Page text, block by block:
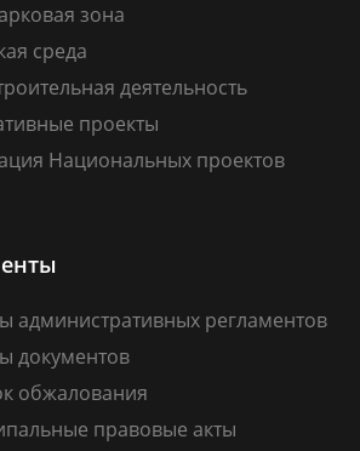
зона
среда
деятельность
проекты
Национальных проектов
административных регламентов
документов
обжалования
правовые акты